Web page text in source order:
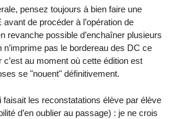
pensez toujours à bien faire une
de procéder à l’opération de
revanche possible d’enchaîner plusieurs
n’imprime pas le bordereau des DC ce
c’est au moment où cette édition est
se "nouent" définitivement.
faisait les reconstatations élève par élève
d’en oublier au passage) : je ne crois